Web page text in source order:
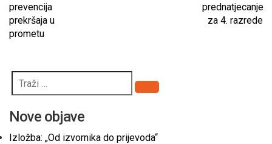
prevencija
prekršaja u
prometu
prednatjecanje
za 4. razrede
Pretraži
Nove objave
Izložba: „Od izvornika do prijevoda“